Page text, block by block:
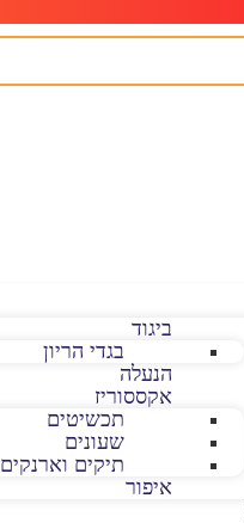
ביגוד
בגדי הריון
הנעלה
אקססוריז
תכשיטים
שעונים
תיקים וארנקים
איפור